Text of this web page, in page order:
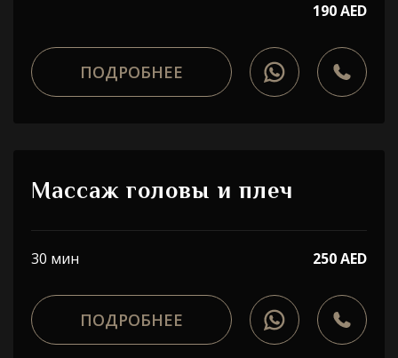
190 AED
ПОДРОБНЕЕ
Массаж головы и плеч
30 мин 250 AED
ПОДРОБНЕЕ